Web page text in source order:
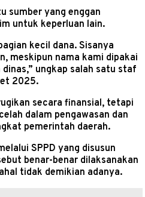
sumber yang enggan
untuk keperluan lain.
kecil dana. Sisanya
meskipun nama kami dipakai
ungkap salah satu staf
2025.
secara finansial, tetapi
dalam pengawasan dan
pemerintah daerah.
SPPD yang disusun
benar-benar dilaksanakan
tidak demikian adanya.